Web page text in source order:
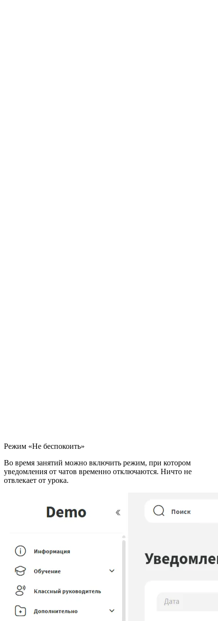
Режим «Не беспокоить»
Во время занятий можно включить режим, при котором
уведомления от чатов временно отключаются. Ничто не
отвлекает от урока.